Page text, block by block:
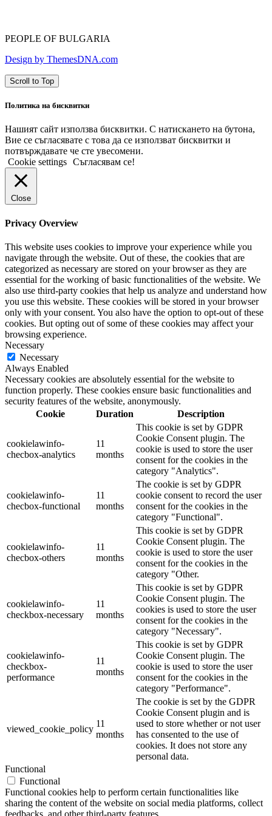
PEOPLE OF BULGARIA
Design by ThemesDNA.com
Scroll to Top
Политика на бисквитки
Нашият сайт използва бисквитки. С натискането на бутона,
Вие се съгласявате с това да се използват бисквитки и
потвърждавате че сте увесомени.
Cookie settings Съгласявам се!
Close
Privacy Overview
This website uses cookies to improve your experience while you
navigate through the website. Out of these, the cookies that are
categorized as necessary are stored on your browser as they are
essential for the working of basic functionalities of the website. We
also use third-party cookies that help us analyze and understand how
you use this website. These cookies will be stored in your browser
only with your consent. You also have the option to opt-out of these
cookies. But opting out of some of these cookies may affect your
browsing experience.
Necessary
Necessary
Always Enabled
Necessary cookies are absolutely essential for the website to
function properly. These cookies ensure basic functionalities and
security features of the website, anonymously.
Cookie
Duration Description
cookielawinfo-
checbox-analytics
11
months
This cookie is set by GDPR
Cookie Consent plugin. The
cookie is used to store the user
consent for the cookies in the
category "Analytics".
cookielawinfo-
checbox-functional
11
months
The cookie is set by GDPR
cookie consent to record the user
consent for the cookies in the
category "Functional".
cookielawinfo-
checbox-others
11
months
This cookie is set by GDPR
Cookie Consent plugin. The
cookie is used to store the user
consent for the cookies in the
category "Other.
cookielawinfo-
checkbox-necessary
11
months
This cookie is set by GDPR
Cookie Consent plugin. The
cookies is used to store the user
consent for the cookies in the
category "Necessary".
cookielawinfo-
checkbox-
performance
11
months
This cookie is set by GDPR
Cookie Consent plugin. The
cookie is used to store the user
consent for the cookies in the
category "Performance".
viewed_cookie_policy
11
months
The cookie is set by the GDPR
Cookie Consent plugin and is
used to store whether or not user
has consented to the use of
cookies. It does not store any
personal data.
Functional
Functional
Functional cookies help to perform certain functionalities like
sharing the content of the website on social media platforms, collect
feedbacks, and other third-party features.